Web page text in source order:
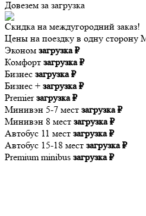
Довезем за загрузка
Скидка на междугородний заказ!
Цены на поездку в одну сторону
Эконом загрузка ₽
Комфорт загрузка ₽
Бизнес загрузка ₽
Бизнес + загрузка ₽
Premier загрузка ₽
Минивэн 5-7 мест загрузка ₽
Минивэн 8 мест загрузка ₽
Автобус 11 мест загрузка ₽
Автобус 15-18 мест загрузка ₽
Premium minibus загрузка ₽